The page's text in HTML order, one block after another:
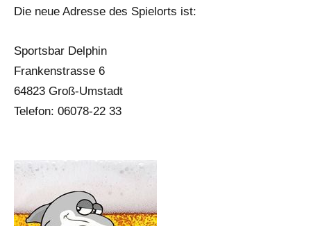
Die neue Adresse des Spielorts ist:
Sportsbar Delphin
Frankenstrasse 6
64823 Groß-Umstadt
Telefon: 06078-22 33